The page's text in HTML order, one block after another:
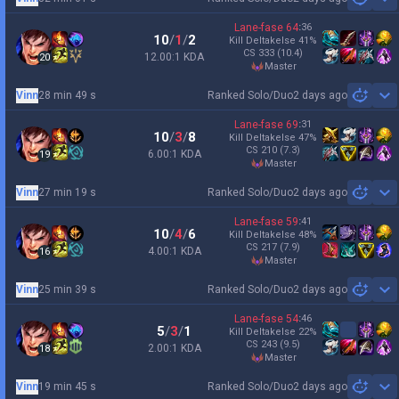
20
10/1/2
12.00:1 KDA
Lane-fase 64:36
Kill Deltakelse 41 %
CS 333 (10.4)
master
Ranked Solo/Duo2 days ago
Vinn28 min 49 s
19
10/3/8
6.00:1 KDA
Lane-fase 69:31
Kill Deltakelse 47%
CS 210 (7.3)
master
Ranked Solo/Duo2 days ago
Vinn27 min 19 s
16
10/4/6
4.00:1 KDA
Lane-fase 59:41
Kill Deltakelse 48%
CS 217 (7.9)
master
Ranked Solo/Duo2 days ago
Vinn25 min 39 s
18
5/3/1
2.00:1 KDA
Lane-fase 54:46
Kill Deltakelse 22%
CS 243 (9.5)
master
Ranked Solo/Duo2 days ago
Vinn19 min 45 s